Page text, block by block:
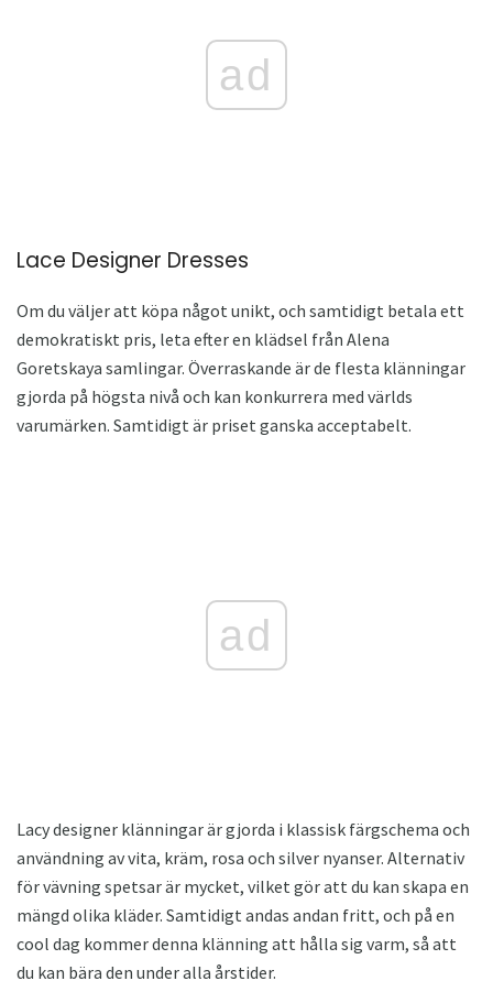
ad
Lace Designer Dresses
Om du väljer att köpa något unikt, och samtidigt betala ett
demokratiskt pris, leta efter en klädsel från Alena
Goretskaya samlingar. Överraskande är de flesta klänningar
gjorda på högsta nivå och kan konkurrera med världs
varumärken. Samtidigt är priset ganska acceptabelt.
ad
Lacy designer klänningar är gjorda i klassisk färgschema och
användning av vita, kräm, rosa och silver nyanser. Alternativ
för vävning spetsar är mycket, vilket gör att du kan skapa en
mängd olika kläder. Samtidigt andas andan fritt, och på en
cool dag kommer denna klänning att hålla sig varm, så att
du kan bära den under alla årstider.